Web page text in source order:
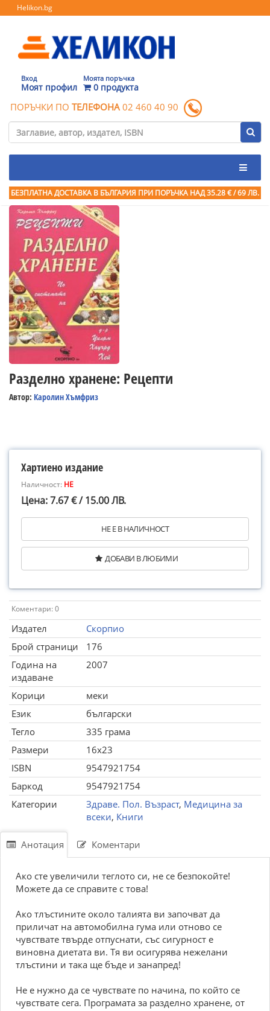
Helikon.bg
Вход
Моят профил
Моята поръчка
0 продукта
ПОРЪЧКИ ПО ТЕЛЕФОНА 02 460 40 90
БЕЗПЛАТНА ДОСТАВКА В БЪЛГАРИЯ ПРИ ПОРЪЧКА НАД 35.28 € / 69 ЛВ.
Разделно хранене: Рецепти
Автор: Каролин Хъмфриз
Хартиено издание
Наличност: НЕ
Цена: 7.67 € / 15.00 ЛВ.
НЕ Е В НАЛИЧНОСТ
ДОБАВИ В ЛЮБИМИ
Коментари: 0
Издател
Скорпио
Брой страници
176
Година на
издаване
2007
Корици
меки
Език
български
Тегло
335 грама
Размери
16x23
ISBN
9547921754
Баркод
9547921754
Категории
Здраве. Пол. Възраст, Медицина за
всеки, Книги
Анотация Коментари
Ако сте увеличили теглото си, не се безпокойте!
Можете да се справите с това!
Ако тлъстините около талията ви започват да
приличат на автомобилна гума или отново се
чувствате твърде отпуснати, със сигурност е
виновна диетата ви. Тя ви осигурява нежелани
тлъстини и така ще бъде и занапред!
Не е нужно да се чувствате по начина, по който се
чувствате сега. Програмата за разделно хранене, от